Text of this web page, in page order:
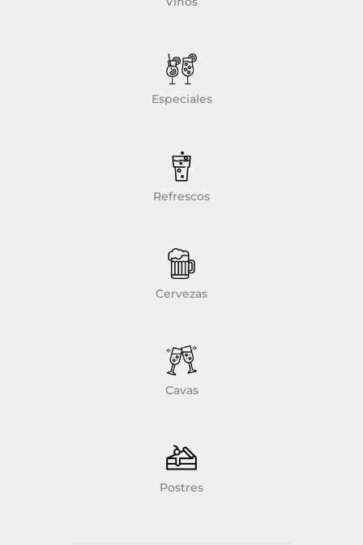
Especiales
Refrescos
Cervezas
Cavas
Postres